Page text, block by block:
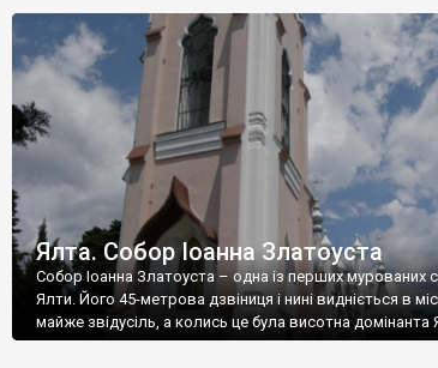
Ялта. Собор Іоанна Златоуста
Собор Іоанна Златоуста – одна із перших мурованих
Ялти. Його 45-метрова дзвіниця і нині видніється в
майже звідусіль, а колись це була висотна домінанта